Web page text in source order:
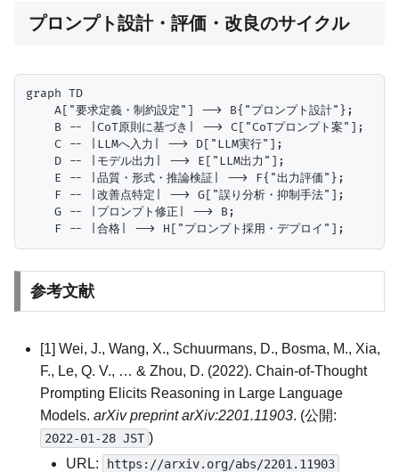
プロンプト設計・評価・改良のサイクル
graph TD
    A["要求定義・制約設定"] --> B{"プロンプト設計"};
    B -- |CoT原則に基づき| --> C["CoTプロンプト案"];
    C -- |LLMへ入力| --> D["LLM実行"];
    D -- |モデル出力| --> E["LLM出力"];
    E -- |品質・形式・推論検証| --> F{"出力評価"};
    F -- |改善点特定| --> G["誤り分析・抑制手法"];
    G -- |プロンプト修正| --> B;
参考文献
[1] Wei, J., Wang, X., Schuurmans, D., Bosma, M., Xia,
F., Le, Q. V., … & Zhou, D. (2022). Chain-of-Thought
Prompting Elicits Reasoning in Large Language
Models.arXiv preprint arXiv:2201.11903. (公開:
2022-01-28 JST )
URL:
https://arxiv.org/abs/2201.11903